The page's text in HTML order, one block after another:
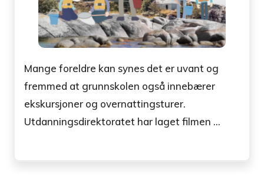
Mange foreldre kan synes det er uvant og
fremmed at grunnskolen også innebærer
ekskursjoner og overnattingsturer.
Utdanningsdirektoratet har laget filmen ...